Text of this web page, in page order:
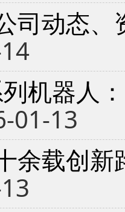
司动态
机器人
01-13
余载创